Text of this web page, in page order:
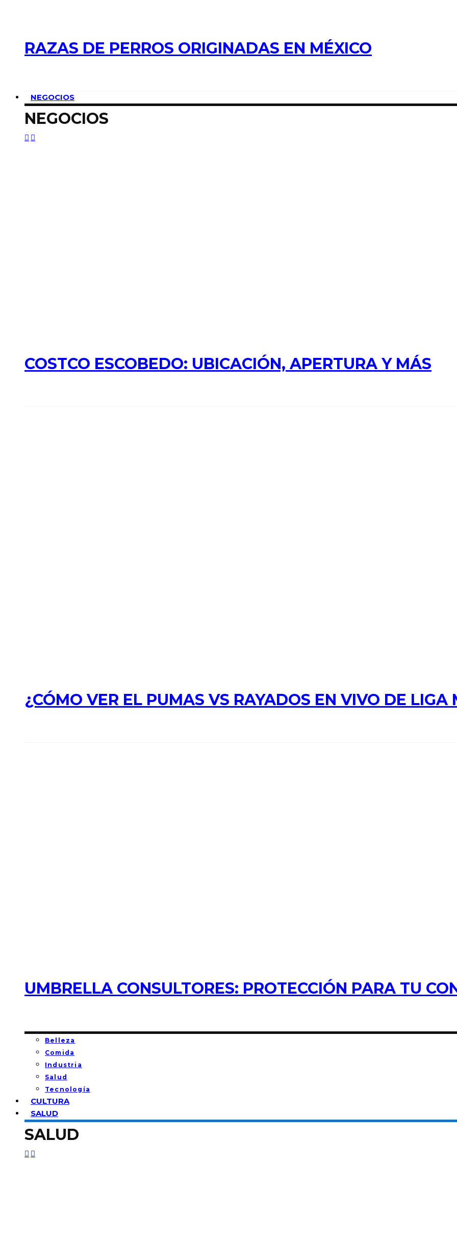
RAZAS DE PERROS ORIGINADAS EN MÉXICO
NEGOCIOS
NEGOCIOS
COSTCO ESCOBEDO: UBICACIÓN, APERTURA Y MÁS
¿CÓMO VER EL PUMAS VS RAYADOS EN VIVO DE LIGA
UMBRELLA CONSULTORES: PROTECCIÓN PARA TU
Belleza
Comida
Industria
Salud
Tecnología
CULTURA
SALUD
SALUD